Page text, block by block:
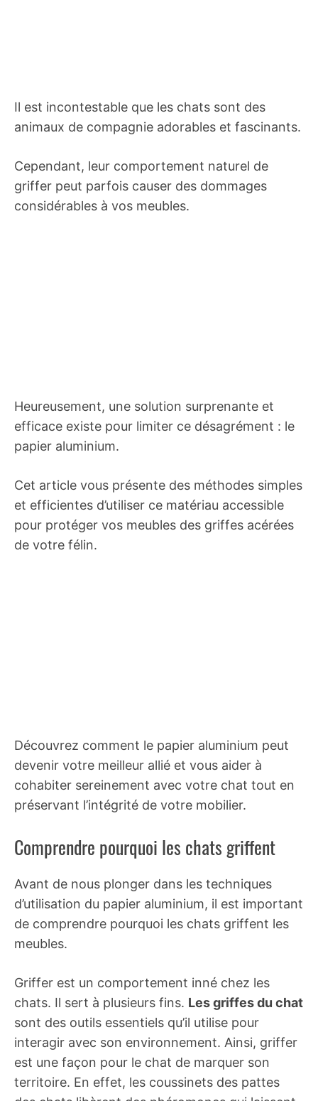
Il est incontestable que les chats sont des
animaux de compagnie adorables et fascinants.
Cependant, leur comportement naturel de
griffer peut parfois causer des dommages
considérables à vos meubles.
Heureusement, une solution surprenante et
efficace existe pour limiter ce désagrément : le
papier aluminium.
Cet article vous présente des méthodes simples
et efficientes d’utiliser ce matériau accessible
pour protéger vos meubles des griffes acérées
de votre félin.
Découvrez comment le papier aluminium peut
devenir votre meilleur allié et vous aider à
cohabiter sereinement avec votre chat tout en
préservant l’intégrité de votre mobilier.
Comprendre pourquoi les chats griffent
Avant de nous plonger dans les techniques
d’utilisation du papier aluminium, il est important
de comprendre pourquoi les chats griffent les
meubles.
Griffer est un comportement inné chez les
chats. Il sert à plusieurs fins. Les griffes du chat
sont des outils essentiels qu’il utilise pour
interagir avec son environnement. Ainsi, griffer
est une façon pour le chat de marquer son
territoire. En effet, les coussinets des pattes